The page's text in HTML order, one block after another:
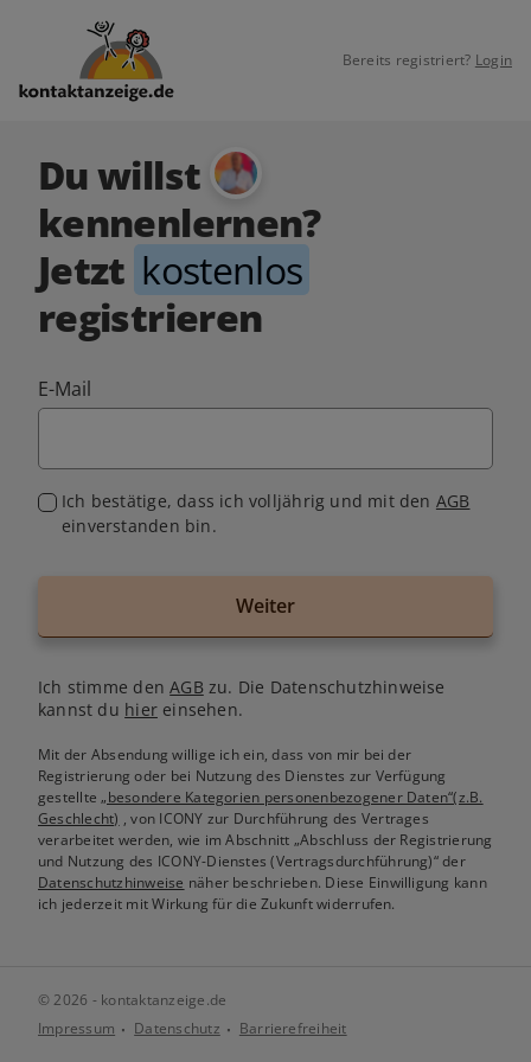
Bereits registriert? Login
Du willst
kennenlernen?
Jetzt kostenlos
registrieren
E-Mail
Ich bestätige, dass ich volljährig und mit den AGB
einverstanden bin.
Weiter
Ich stimme denAGB zu. Die Datenschutzhinweise
kannst du hiereinsehen.
Mit der Absendung willige ich ein, dass von mir bei der
Registrierung oder bei Nutzung des Dienstes zur Verfügung
gestellte„besondere Kategorien personenbezogener Daten“(z.B.
Geschlecht) , von ICONY zur Durchführung des Vertrages
verarbeitet werden, wie im Abschnitt „Abschluss der Registrierung
und Nutzung des ICONY-Dienstes (Vertragsdurchführung)“ der
Datenschutzhinweise näher beschrieben. Diese Einwilligung kann
ich jederzeit mit Wirkung für die Zukunft widerrufen.
© 2026 - kontaktanzeige.de
Impressum
Datenschutz Barrierefreiheit